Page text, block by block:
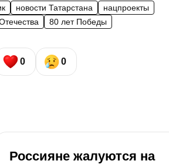
новости Татарстана
нацпроекты
80 лет Победы
0 0
Россияне жалуются на